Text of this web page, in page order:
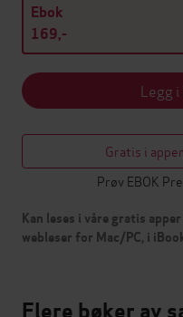
Ebok
169,-
Legg
Gratis i
Prøv EBOK
Kan leses i våre gratis
webleser for Mac/PC, i